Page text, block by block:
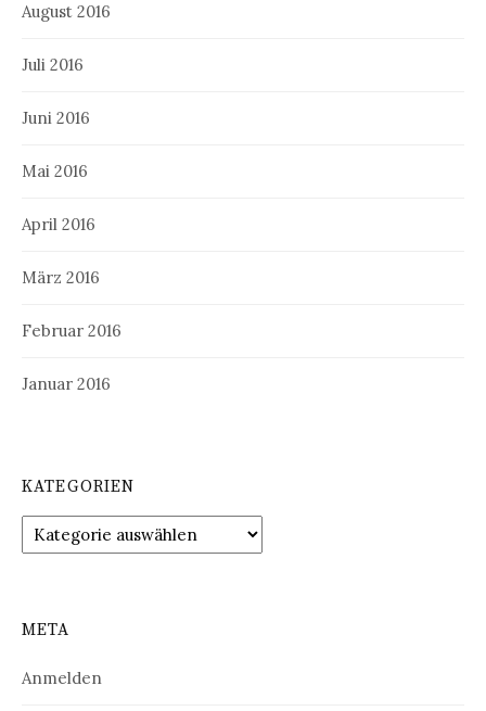
August 2016
Juli 2016
Juni 2016
Mai 2016
April 2016
März 2016
Februar 2016
Januar 2016
KATEGORIEN
Kategorien
META
Anmelden